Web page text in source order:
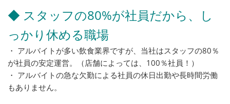
◆ スタッフの80%が社員だから、し
っかり休める職場
・ アルバイトが多い飲食業界ですが、当社はスタッフの80％
が社員の安定運営。（店舗によっては、100％社員！）
・ アルバイトの急な欠勤による社員の休日出勤や長時間労働
もありません。